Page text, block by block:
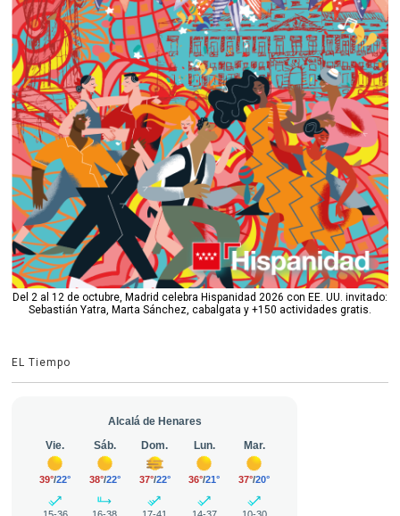
Del 2 al 12 de octubre, Madrid celebra Hispanidad 2026 con EE. UU. invitado:
Sebastián Yatra, Marta Sánchez, cabalgata y +150 actividades gratis.
EL Tiempo